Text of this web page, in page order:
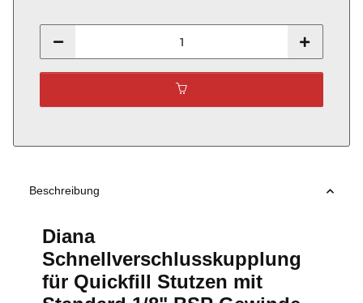
Beschreibung
Diana
Schnellverschlusskupplung
für Quickfill Stutzen mit